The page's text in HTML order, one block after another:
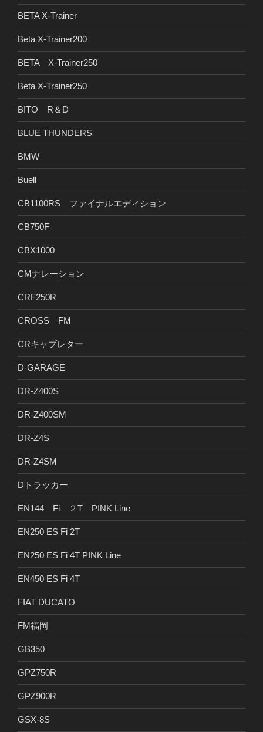
BETA X-Trainer
Beta X-Trainer200
BETA X-Trainer250
Beta X-Trainer250
BITO R＆D
BLUE THUNDERS
BMW
Buell
CB1100RS ファイナルエディション
CB750F
CBX1000
CMナレーション
CRF250R
CROSS FM
CRキャブレター
D-GARAGE
DR-Z400S
DR-Z400SM
DR-Z4S
DR-Z4SM
Dトラッカー
EN144 Fi ２T PINK Line
EN250 ES Fi 2T
EN250 ES Fi 4T PINK Line
EN450 ES Fi 4T
FIAT DUCATO
FM福岡
GB350
GPZ750R
GPZ900R
GSX-8S